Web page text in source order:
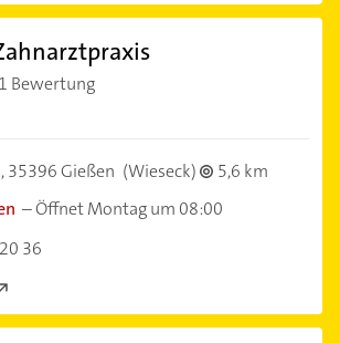
1 Bewertung
35396 Gießen (Wieseck)
5,6 km
–Öffnet Montag um 08:00
36